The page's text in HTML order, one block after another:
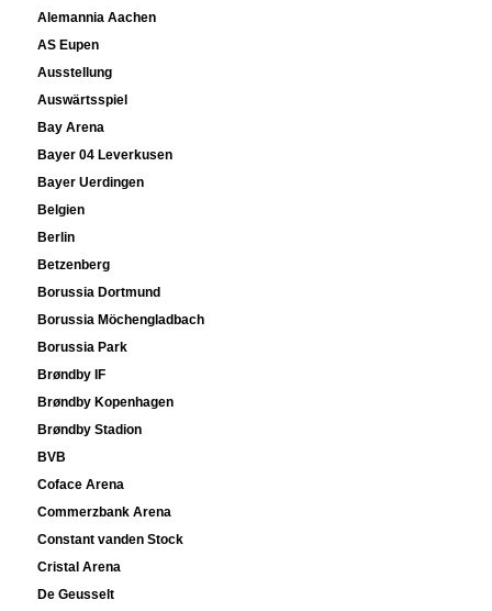
Alemannia Aachen
AS Eupen
Ausstellung
Auswärtsspiel
Bay Arena
Bayer 04 Leverkusen
Bayer Uerdingen
Belgien
Berlin
Betzenberg
Borussia Dortmund
Borussia Möchengladbach
Borussia Park
Brøndby IF
Brøndby Kopenhagen
Brøndby Stadion
BVB
Coface Arena
Commerzbank Arena
Constant vanden Stock
Cristal Arena
De Geusselt